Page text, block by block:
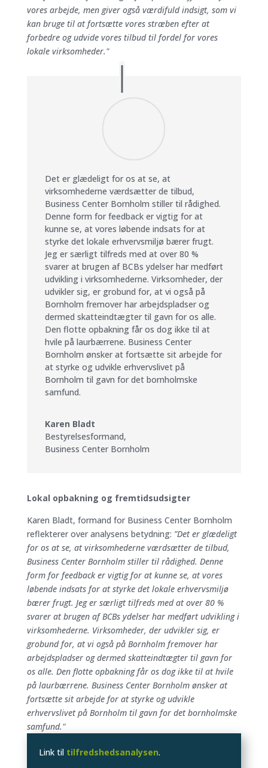
vores arbejde, men giver også værdifuld indsigt, som vi
kan bruge til at fortsætte vores stræben efter at
forbedre og udvide vores tilbud til fordel for vores
lokale virksomheder."
Det er glædeligt for os at se, at
virksomhederne værdsætter de tilbud,
Business Center Bornholm stiller til rådighed.
Denne form for feedback er vigtig for at
kunne se, at vores løbende indsats for at
styrke det lokale erhvervsmiljø bærer frugt.
Jeg er særligt tilfreds med at over 80 %
svarer at brugen af BCBs ydelser har medført
udvikling i virksomhederne. Virksomheder, der
udvikler sig, er grobund for, at vi også på
Bornholm fremover har arbejdspladser og
dermed skatteindtægter til gavn for os alle.
Den flotte opbakning får os dog ikke til at
hvile på laurbærrene. Business Center
Bornholm ønsker at fortsætte sit arbejde for
at styrke og udvikle erhvervslivet på
Bornholm til gavn for det bornholmske
samfund.
Karen Bladt
Bestyrelsesformand,
Business Center Bornholm
Lokal opbakning og fremtidsudsigter
Karen Bladt, formand for Business Center Bornholm
reflekterer over analysens betydning: ”Det er glædeligt
for os at se, at virksomhederne værdsætter de tilbud,
Business Center Bornholm stiller til rådighed. Denne
form for feedback er vigtig for at kunne se, at vores
løbende indsats for at styrke det lokale erhvervsmiljø
bærer frugt. Jeg er særligt tilfreds med at over 80 %
svarer at brugen af BCBs ydelser har medført udvikling i
virksomhederne. Virksomheder, der udvikler sig, er
grobund for, at vi også på Bornholm fremover har
arbejdspladser og dermed skatteindtægter til gavn for
os alle. Den flotte opbakning får os dog ikke til at hvile
på laurbærrene. Business Center Bornholm ønsker at
fortsætte sit arbejde for at styrke og udvikle
erhvervslivet på Bornholm til gavn for det bornholmske
samfund."
Link til tilfredshedsanalysen.